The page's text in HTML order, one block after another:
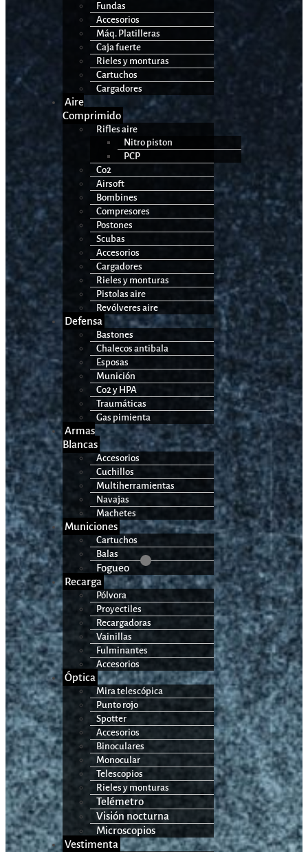
Fundas
Accesorios
Máq. Platilleras
Caja fuerte
Rieles y monturas
Cartuchos
Cargadores
Aire
Comprimido
Rifles aire
Nitro piston
PCP
Co2
Airsoft
Bombines
Compresores
Postones
Scubas
Accesorios
Cargadores
Rieles y monturas
Pistolas aire
Revólveres aire
Defensa
Bastones
Chalecos antibala
Esposas
Munición
Co2 y HPA
Traumáticas
Gas pimienta
Armas
Blancas
Accesorios
Cuchillos
Multiherramientas
Navajas
Machetes
Municiones
Cartuchos
Balas
Fogueo
Recarga
Pólvora
Proyectiles
Recargadoras
Vainillas
Fulminantes
Accesorios
Óptica
Mira telescópica
Punto rojo
Spotter
Accesorios
Binoculares
Monocular
Telescopios
Rieles y monturas
Telémetro
Visión nocturna
Microscopios
Vestimenta